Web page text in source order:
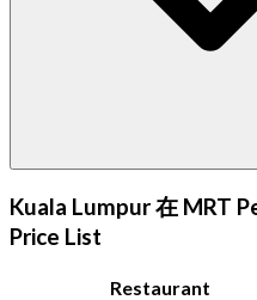
Kuala Lumpur 在 MRT
Price List
Restaurant